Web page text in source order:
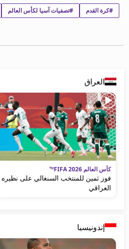
beIN CONNECT
beIN MEDIA GROUP
معلومات عن هذا الموقع
#كرة القدم #تصفيات آسيا لكأس العالم
العراق
كأس العالم FIFA 2026™
فوز ثمين للمنتخب السنغالي على نظيره
العراقي
إندونيسيا